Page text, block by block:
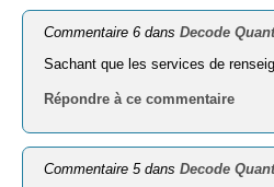
Commentaire 6 dansDecode
Sachant que les services de
Répondre à ce commentaire
Commentaire 5 dansDecode